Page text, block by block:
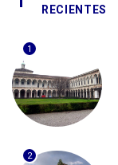
RECIENTES
1
2